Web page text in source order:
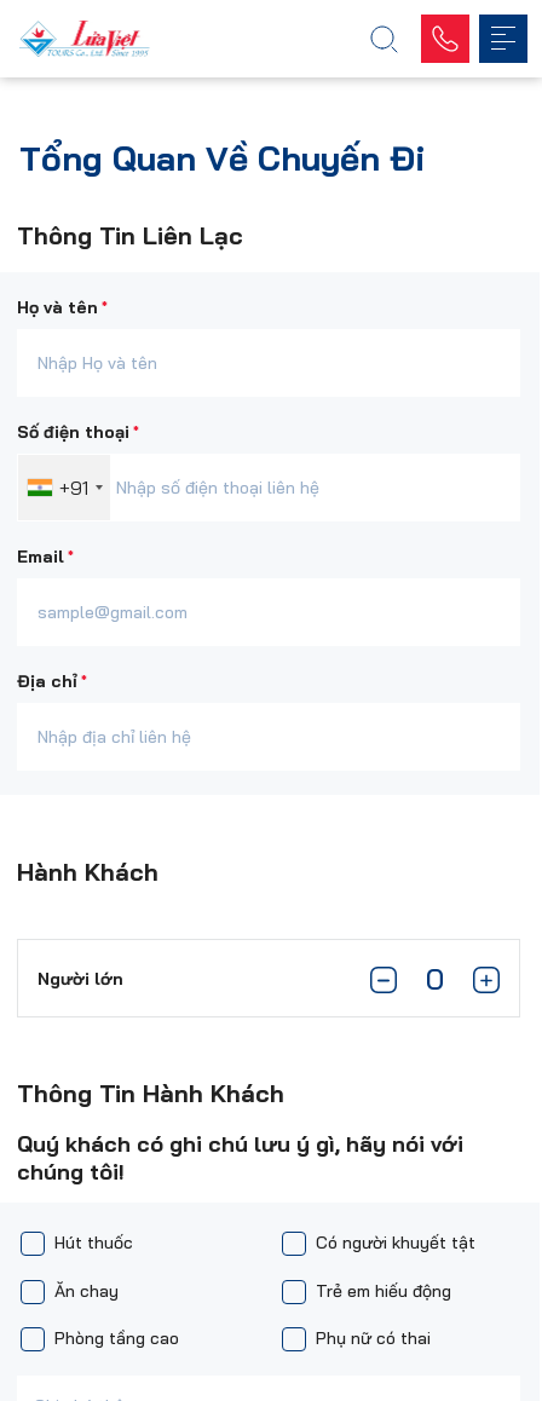
Tổng Quan Về Chuyến Đi
Thông Tin Liên Lạc
Họ và tên *
Email*
Số điện thoại *
+91
Địa chỉ*
Hành Khách
Người lớn
Thông Tin Hành Khách
Quý khách có ghi chú lưu ý gì, hãy nói với
chúng tôi!
Hút thuốc
Phòng tầng cao
Trẻ em hiếu động
Ăn chay
Có người khuyết tật
Phụ nữ có thai